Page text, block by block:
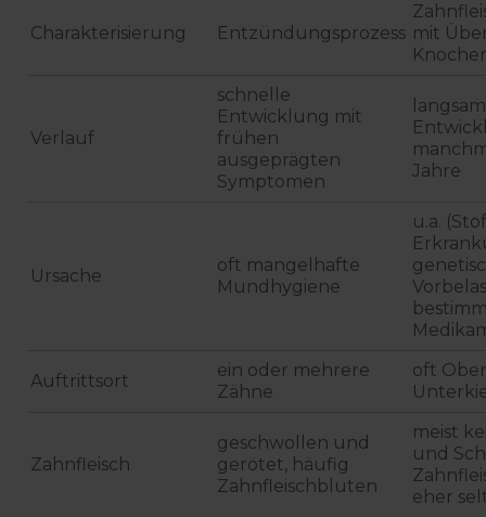
Charakterisierung Entzündungsprozess mit
Verlauf
schnelle
Entwicklung mit
frühen
ausgeprägten
Symptomen
Jahre
Ursache
oft mangelhafte
Mundhygiene
u.a.
Auftrittsort
ein oder mehrere
Zähne
oft
Zahnfleisch
geschwollen und
gerötet, häufig
Zahnfleischbluten
meist
und
eher